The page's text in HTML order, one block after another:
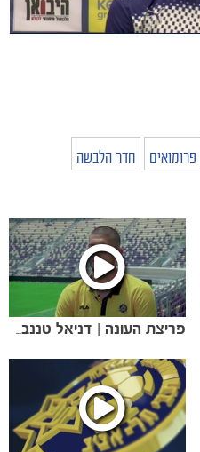
פרומואים
חדר הלבשה
פריצת העונה | דניאל טננבאום בראיון סיכום